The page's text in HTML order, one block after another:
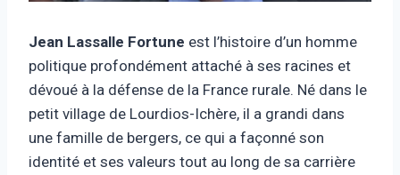
Jean Lassalle Fortune est l’histoire d’un homme
politique profondément attaché à ses racines et
dévoué à la défense de la France rurale. Né dans le
petit village de Lourdios-Ichère, il a grandi dans
une famille de bergers, ce qui a façonné son
identité et ses valeurs tout au long de sa carrière